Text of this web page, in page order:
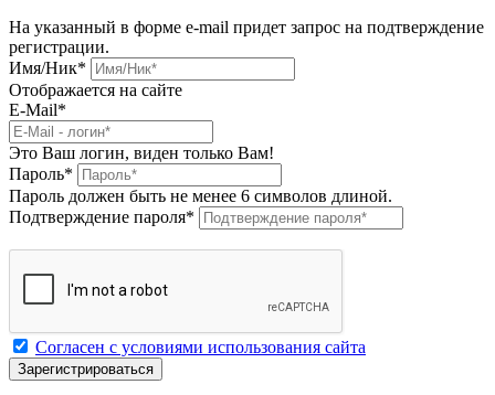
На указанный в форме e-mail придет запрос на подтверждение
регистрации.
Имя/Ник*
Отображается на сайте
E-Mail*
Это Ваш логин, виден только Вам!
Пароль*
Пароль должен быть не менее 6 символов длиной.
Подтверждение пароля*
Согласен с условиями использования сайта